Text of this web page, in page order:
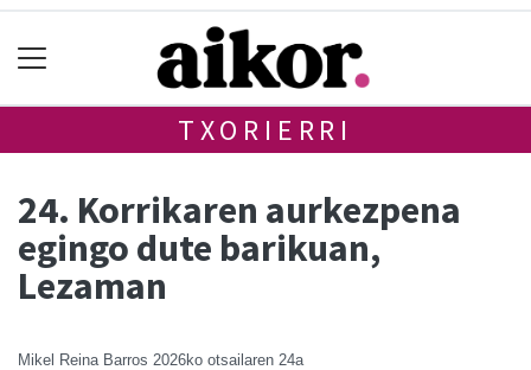
TXORIERRI
24. Korrikaren aurkezpena
egingo dute barikuan,
Lezaman
Mikel Reina Barros 2026ko otsailaren 24a